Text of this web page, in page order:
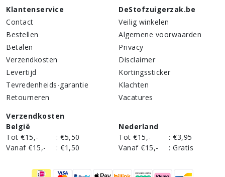
Klantenservice
Contact
Bestellen
Betalen
Verzendkosten
Levertijd
Tevredenheids-garantie
Retourneren
DeStofzuigerzak.be
Veilig winkelen
Algemene voorwaarden
Privacy
Disclaimer
Kortingssticker
Klachten
Vacatures
Verzendkosten
België
Tot €15,-
: €5,50
Vanaf €15,-
: €1,50
Nederland
Tot €15,-
: €3,95
Vanaf €15,-
: Gratis